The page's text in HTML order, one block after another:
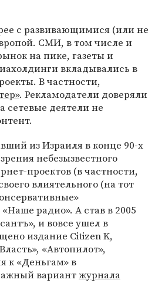
с развивающимися (или не
СМИ, в том числе и
на пике, газеты и
вкладывались в
В частности,
. Рекламодатели доверяли
сетевые деятели не
из Израиля в конце 90-х
небезызвестного
проектов (в частности,
влиятельного (на тот
радио». А став в 2005
и вовсе ушел в
издание Citizen K,
«Автопилот»,
к «Деньгам» в
вариантжурнала